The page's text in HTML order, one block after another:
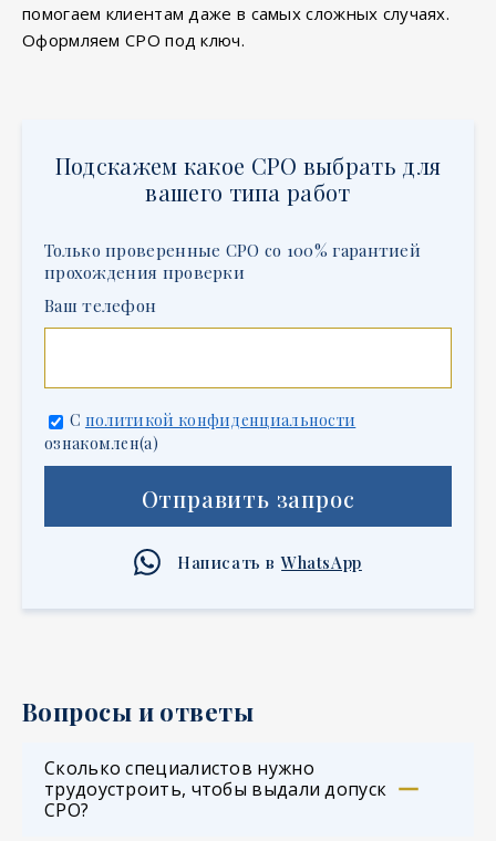
помогаем клиентам даже в самых сложных случаях.
Оформляем СРО под ключ.
Подскажем какое СРО выбрать для
вашего типа работ
Только проверенные СРО со 100% гарантией
прохождения проверки
Ваш телефон
С политикой конфиденциальности
ознакомлен(а)
Отправить запрос
Написать в WhatsApp
Вопросы и ответы
Сколько специалистов нужно
трудоустроить, чтобы выдали допуск
СРО?